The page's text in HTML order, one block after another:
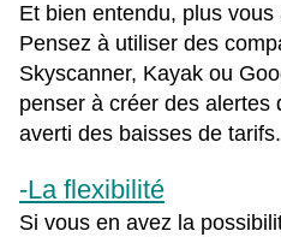
Et bien entendu, plus vous
Pensez à utiliser des
Skyscanner, Kayak ou
penser à créer des alertes
averti des baisses de tarifs.
-La flexibilité
Si vous en avez la